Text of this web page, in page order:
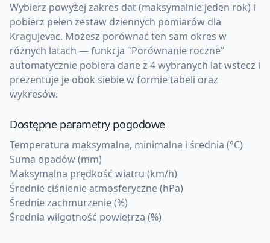
Wybierz powyżej zakres dat (maksymalnie jeden rok) i
pobierz pełen zestaw dziennych pomiarów dla
Kragujevac. Możesz porównać ten sam okres w
różnych latach — funkcja "Porównanie roczne"
automatycznie pobiera dane z 4 wybranych lat wstecz i
prezentuje je obok siebie w formie tabeli oraz
wykresów.
Dostępne parametry pogodowe
Temperatura maksymalna, minimalna i średnia (°C)
Suma opadów (mm)
Maksymalna prędkość wiatru (km/h)
Średnie ciśnienie atmosferyczne (hPa)
Średnie zachmurzenie (%)
Średnia wilgotność powietrza (%)